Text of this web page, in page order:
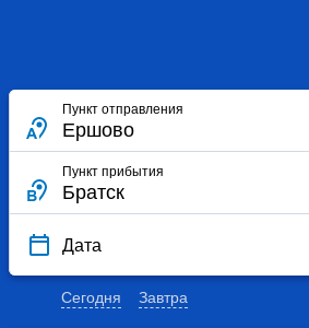
Пункт отправления
Пункт прибытия
Дата
Сегодня Завтра